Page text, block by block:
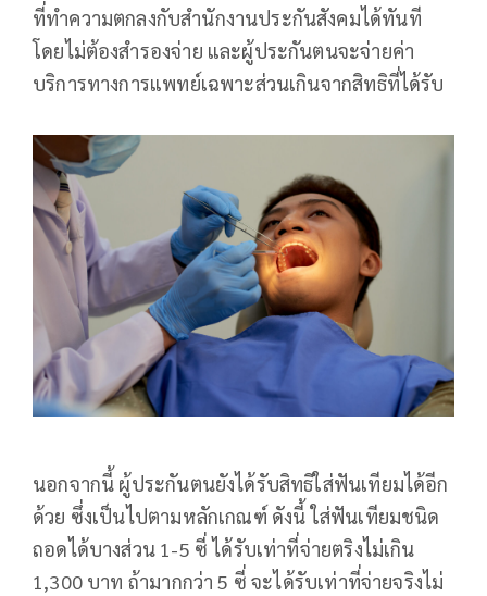
ที่ทำความตกลงกับสำนักงานประกันสังคมได้ทันที
โดยไม่ต้องสำรองจ่าย และผู้ประกันตนจะจ่ายค่า
บริการทางการแพทย์เฉพาะส่วนเกินจากสิทธิที่ได้รับ
นอกจากนี้ ผู้ประกันตนยังได้รับสิทธิใส่ฟันเทียมได้อีก
ด้วย ซึ่งเป็นไปตามหลักเกณฑ์ ดังนี้ ใส่ฟันเทียมชนิด
ถอดได้บางส่วน 1-5 ซี่ ได้รับเท่าที่จ่ายตริงไม่เกิน
1,300 บาท ถ้ามากกว่า 5 ซี่ จะได้รับเท่าที่จ่ายจริงไม่